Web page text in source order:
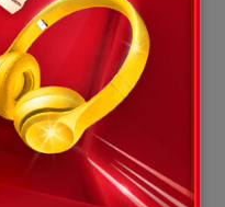
Nhưng bây giờ… Làm sao
này?”
nhỏ đang ngủ yên trong
rời đi, em mới phát hiện
anh, nhưng rồi… em lại
lại vì trách nhiệm.”
nhìn Minh Anh, nhìn đứa
sai… Minh Anh, anh đã sai